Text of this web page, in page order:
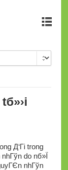
Д‘Гі trong
do nб»Ї
nhГўn